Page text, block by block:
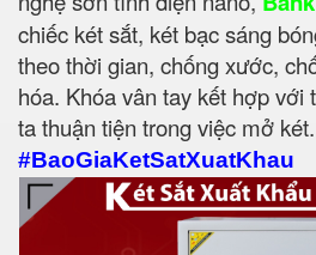
chiếc két sắt, két bạc sáng
theo thời gian, chống xước,
hóa. Khóa vân tay kết hợp với
ta thuận tiện trong việc mở két.
#BaoGiaKetSatXuatKhau